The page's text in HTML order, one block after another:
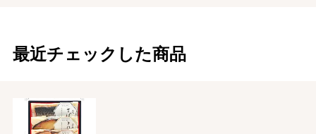
最近チェックした商品